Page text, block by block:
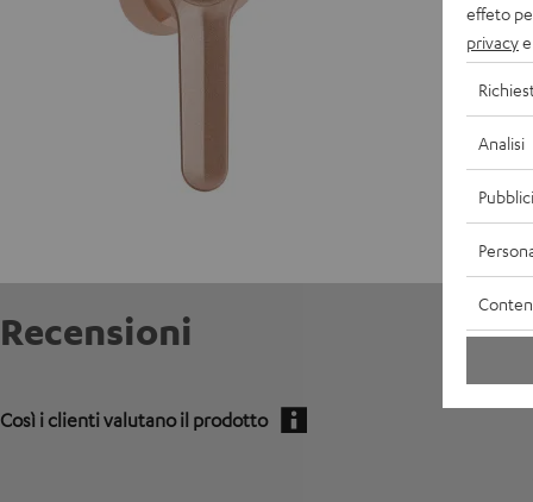
Recensioni
Così i clienti valutano il prodotto
effeto
privacy
Analisi